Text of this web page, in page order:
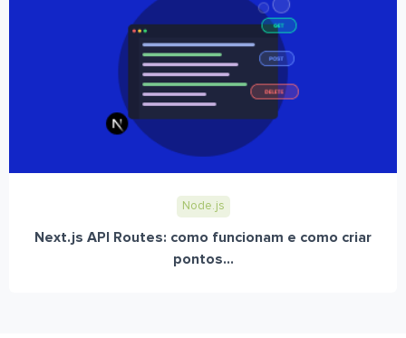
Node.js
Next.js API Routes: como funcionam e como criar
pontos...